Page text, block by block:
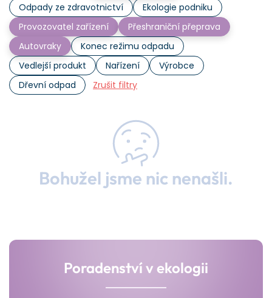
Odpady ze zdravotnictví
Ekologie podniku
Provozovatel zařízení
Přeshraniční přeprava
Autovraky
Konec režimu odpadu
Vedlejší produkt
Nařízení
Výrobce
Dřevní odpad
Zrušit filtry
Bohužel jsme nic nenašli.
Poradenství v ekologii